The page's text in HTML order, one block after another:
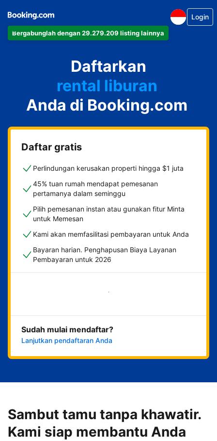
Bergabunglah dengan 29.279.209 listing lainnya
Login
Daftarkan
apartemen
hotel
rental liburan
guest house
bed & breakfast
Anda di Booking.com
Daftar gratis
Perlindungan kerusakan properti hingga $1 juta
45% tuan rumah mendapat pemesanan
pertamanya dalam seminggu
Pilih pemesanan instan atau gunakan fitur Minta
untuk Memesan
Kami akan memfasilitasi pembayaran untuk Anda
Bayaran harian. Penghapusan Biaya Layanan
Pembayaran untuk 2026
Mulai sekarang
Sudah mulai mendaftar?
Lanjutkan pendaftaran Anda
Sambut tamu tanpa khawatir.
Kami siap membantu Anda